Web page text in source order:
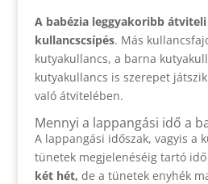
A babézia leggyakoribb
kullancscsípés. Más
kutyakullancs, a barna
kutyakullancs is szerepet
való átvitelében.
Mennyi a lappangási idő a
A lappangási időszak, vagyis a
tünetek megjelenéséig tartó idő
két hét, de a tünetek enyhék